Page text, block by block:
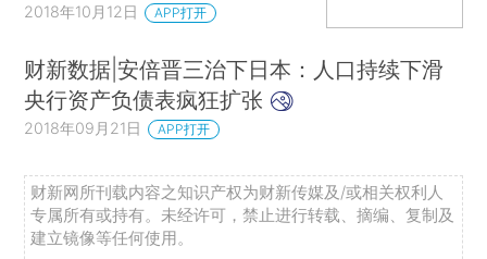
2018年10月12日 APP打开
财新数据|安倍晋三治下日本：人口持续下滑
央行资产负债表疯狂扩张
2018年09月21日 APP打开
财新网所刊载内容之知识产权为财新传媒及/或相关权利人
专属所有或持有。未经许可，禁止进行转载、摘编、复制及
建立镜像等任何使用。